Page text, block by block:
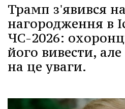
Трамп з'явився
нагородження в
ЧС-2026:
його вивести,
на це уваги.